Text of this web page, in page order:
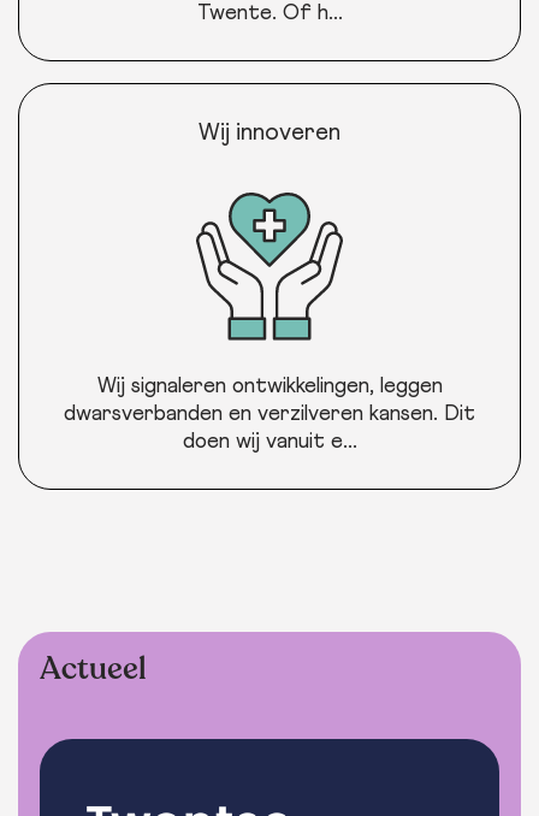
Twente. Of h...
Wij innoveren
Wij signaleren ontwikkelingen, leggen
dwarsverbanden en verzilveren kansen. Dit
doen wij vanuit e...
Actueel